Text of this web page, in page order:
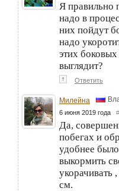
Я правильно
надо в
них пойдут
надо
этих
выглядит?
↑ Ответить
Милейна
6 июня 2019 года #
Да,
побегах и
удобнее
выкормить
укорачивать
см.